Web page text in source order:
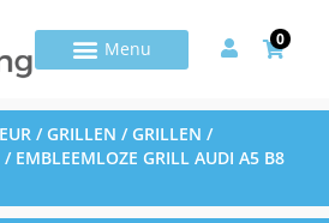
0
/ GRILLEN / GRILLEN /
/ EMBLEEMLOZE GRILL AUDI A5 B8